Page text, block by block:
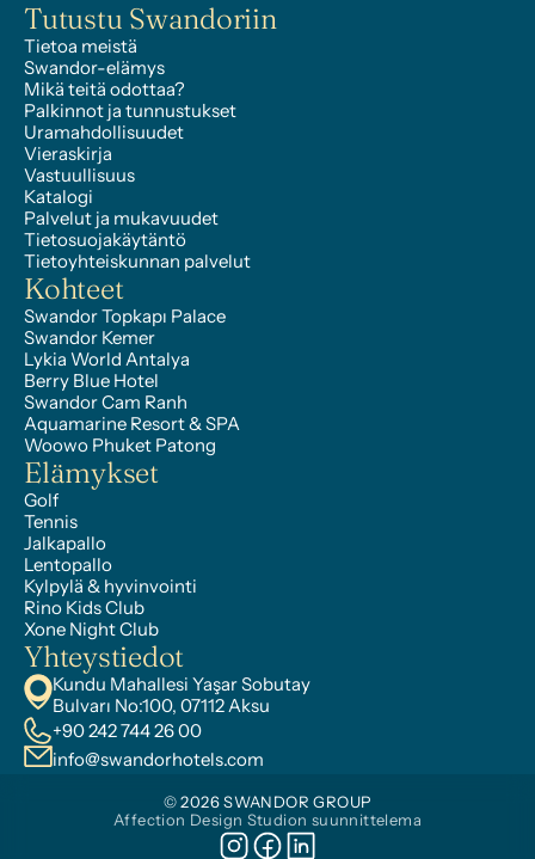
Tutustu Swandoriin
Tietoa meistä
Swandor-elämys
Mikä teitä odottaa?
Palkinnot ja tunnustukset
Uramahdollisuudet
Vieraskirja
Vastuullisuus
Katalogi
Palvelut ja mukavuudet
Tietosuojakäytäntö
Tietoyhteiskunnan palvelut
Kohteet
Swandor Topkapı Palace
Swandor Kemer
Lykia World Antalya
Berry Blue Hotel
Swandor Cam Ranh
Aquamarine Resort & SPA
Woowo Phuket Patong
Elämykset
Golf
Tennis
Jalkapallo
Lentopallo
Kylpylä & hyvinvointi
Rino Kids Club
Xone Night Club
Yhteystiedot
Kundu Mahallesi Yaşar Sobutay
Bulvarı No:100, 07112 Aksu
+90 242 744 26 00
info@swandorhotels.com
© 2026 SWANDOR GROUP
Affection Design Studion suunnittelema